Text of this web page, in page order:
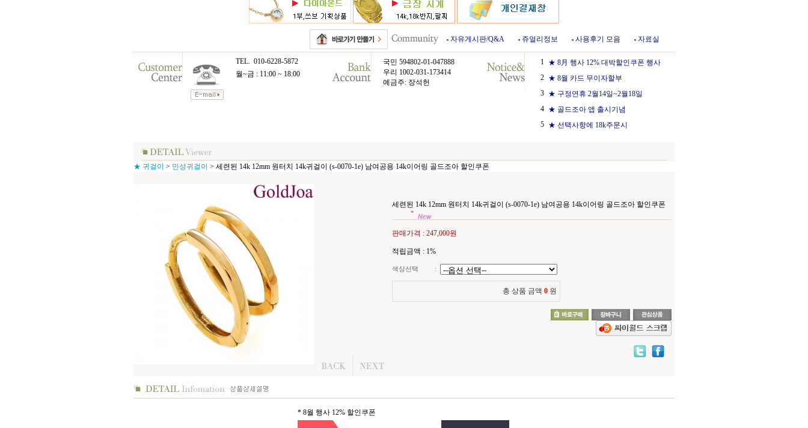
자유게시판/Q&A 쥬얼리정보 사용후기 모음 자료실
TEL. 010-6228-5872
월~금 : 11:00 ~ 18:00
국민 594802-01-047888
우리 1002-031-173414
예금주: 장석헌
1 ★ 8月 행사 12% 대박할인쿠폰 행사
2 ★ 8월 카드 무이자할부
3 ★ 구정연휴 2월14일~2월18일
4 ★ 골드조아 앱 출시기념
5 ★ 선택사항에 18k주문시
★ 귀걸이 > 민성귀걸이 > 세련된 14k 12mm 원터치 14k귀걸이 (s-0070-1e) 남여공용 14k이어링 골드조아 할인쿠폰
세련된 14k 12mm 원터치 14k귀걸이 (s-0070-1e) 남여공용 14k이어링 골드조아 할인쿠폰
판매가격 : 247,000원
적립금액 : 1%
색상선택 :
총 상품 금액 0 원
* 8월 행사 12% 할인쿠폰